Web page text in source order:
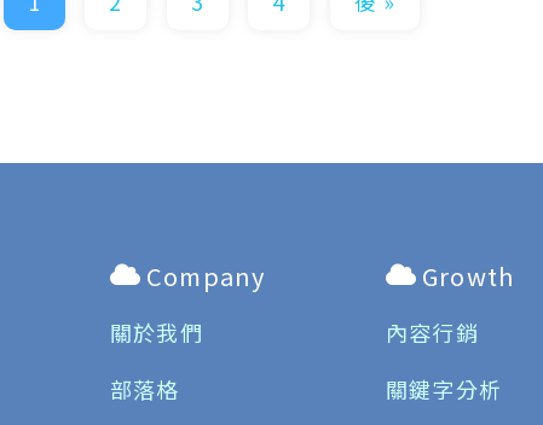
Company
關於我們
部落格
Growth
內容行銷
關鍵字分析